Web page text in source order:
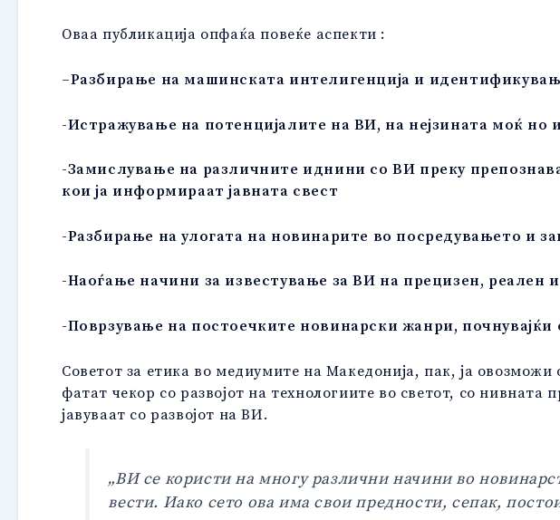
Оваа публикација опфаќа повеќе аспекти :
–Разбирање на машинската интелигенција и
-Истражување на потенцијалите на ВИ, на нејзината моќ но
-Замислување на различните иднини со ВИ преку
кои ја информираат јавната свест
-Разбирање на улогата на новинарите во посредувањето и
-Наоѓање начини за известување за ВИ на прецизен, реален
-Поврзување на постоечките новинарски жанри,
Советот за етика во медиумите на Македонија, пак, ја
фатат чекор со развојот на технологиите во светот, со
јавуваат со развојот на ВИ.
„ВИ се користи на многу различни начини во
вести. Иако сето ова има свои предности, сепак,